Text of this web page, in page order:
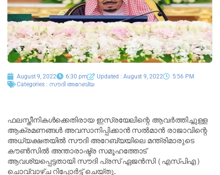
August 9, 2022 6:30 pm Updated : August 9, 2022
5:56 PM
Categories : സൗദി അറേബ്യ
ഫലസ്തീനികൾക്കെതിരായ ഇസ്രയേലിന്റെ ആവർത്തിച്ചുള്ള
ആക്രമണങ്ങൾ അവസാനിപ്പിക്കാൻ സൽമാൻ രാജാവിന്റെ
അധ്യക്ഷതയിൽ സൗദി അറേബ്യയിലെ മന്ത്രിമാരുടെ
കൗൺസിൽ അന്താരാഷ്ട്ര സമൂഹത്തോട്
ആവശ്യപ്പെട്ടതായി സൗദി പ്രസ് ഏജൻസി (എസ്പിഎ)
ചൊവ്വാഴ്ച റിപ്പോർട്ട് ചെയ്തു.